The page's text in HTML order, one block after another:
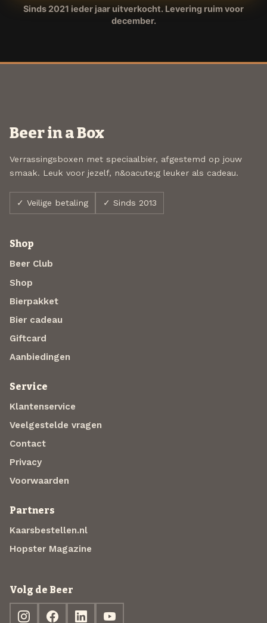
Sinds 2021 ieder jaar uitverkocht. Levering ruim voor
december.
Beer in a Box
Verrassingsboxen met speciaalbier, afgestemd op jouw
smaak. Leuk voor jezelf, n&oacute;g leuker als cadeau.
✓ Veilige betaling ✓ Sinds 2013
Shop
Beer Club
Shop
Bierpakket
Bier cadeau
Giftcard
Aanbiedingen
Service
Klantenservice
Veelgestelde vragen
Contact
Privacy
Voorwaarden
Partners
Kaarsbestellen.nl
Hopster Magazine
Volg de Beer